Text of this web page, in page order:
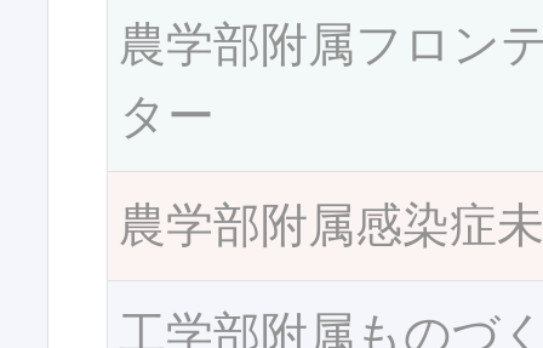
農学部附属フロン
ター
農学部附属感染症
工学部附属ものづ